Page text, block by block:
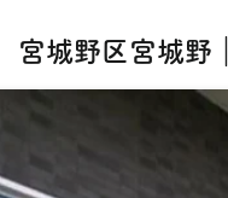
城野区宮城野